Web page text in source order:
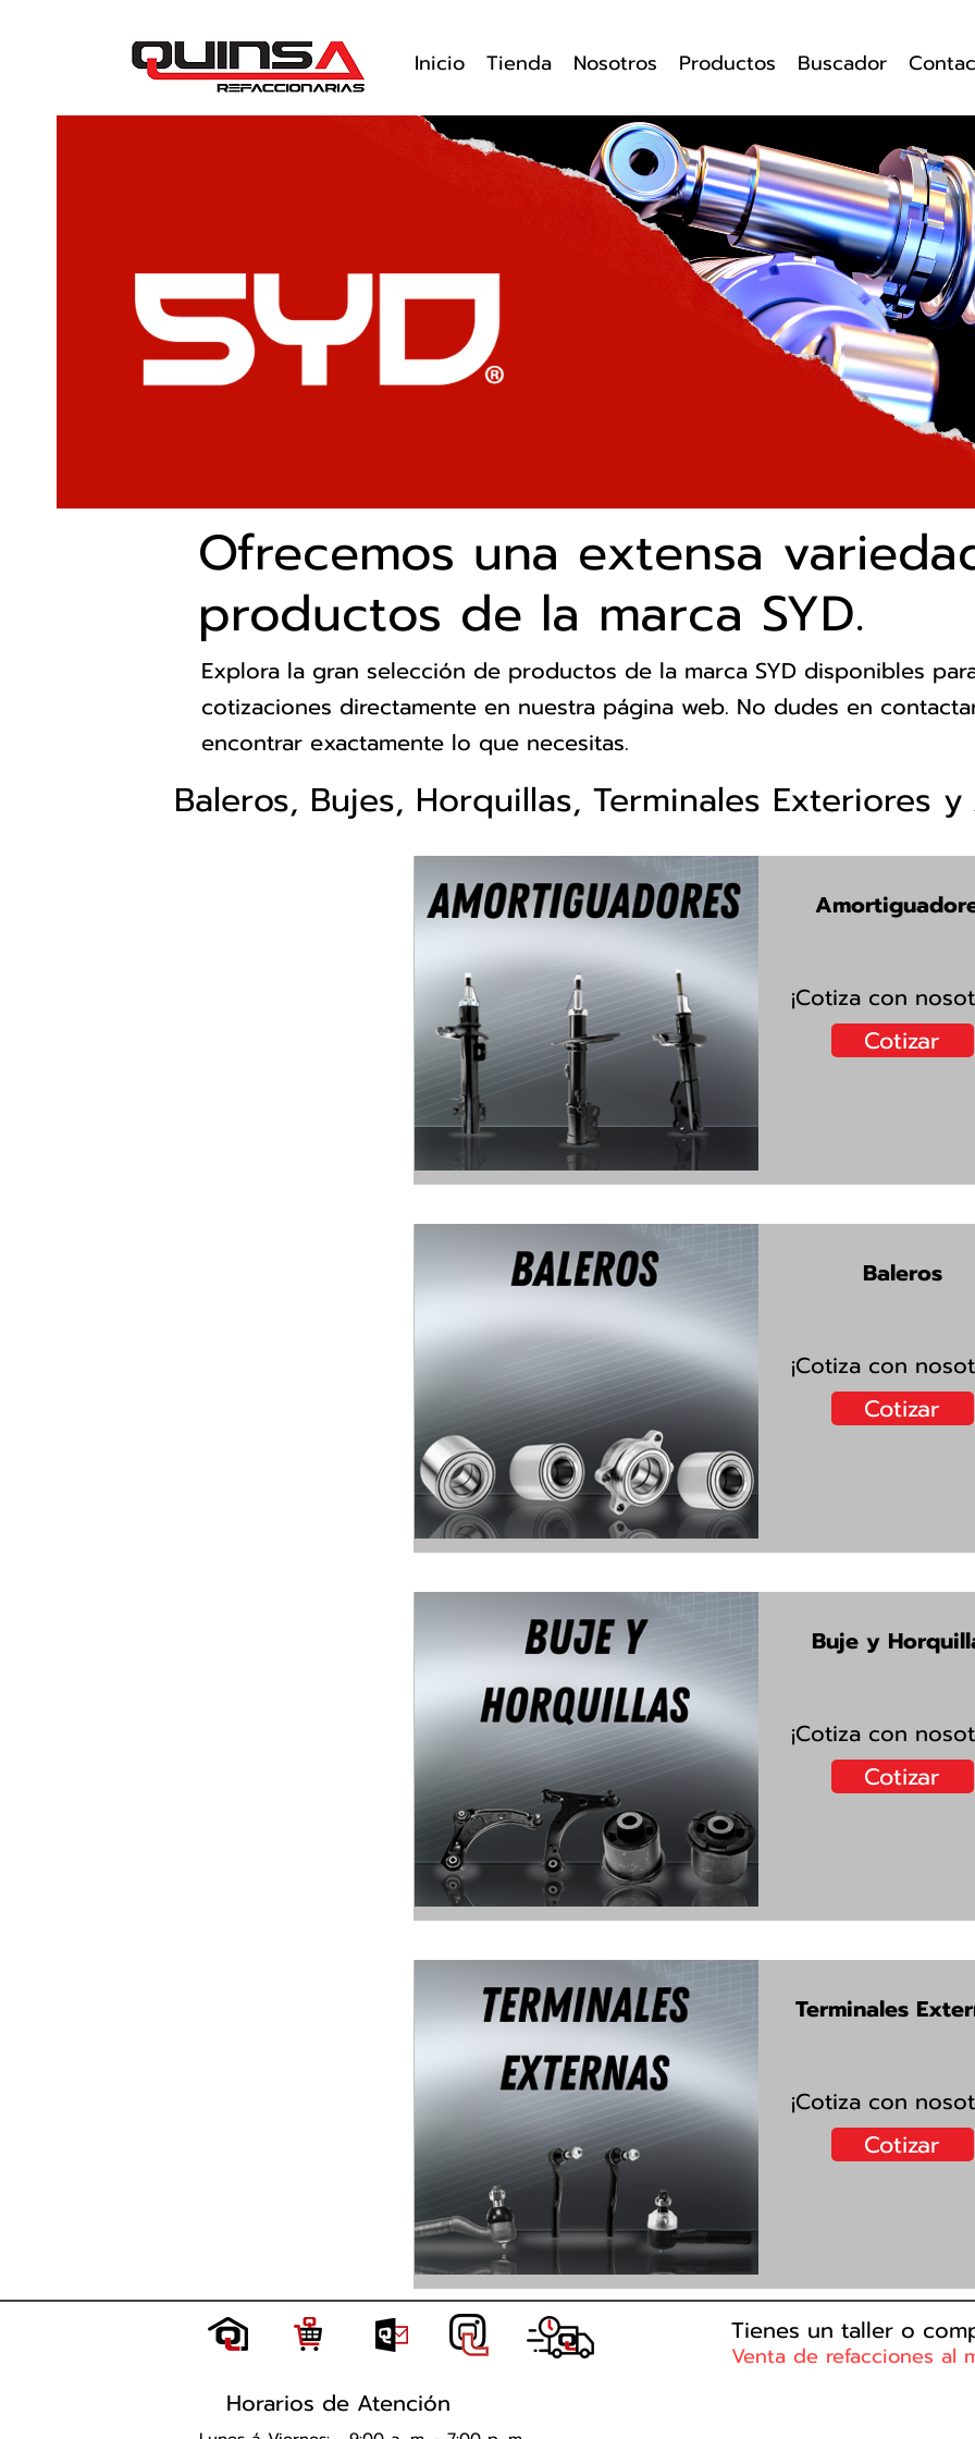
Inicio Tienda Nosotros Productos Buscador
Ofrecemos una extensa
productos de la marca SYD.
Explora la gran selección de productos de la marca SYD disponibles
cotizaciones directamente en nuestra página web. No dudes en
encontrar exactamente lo que necesitas.
Baleros, Bujes, Horquillas, Terminales Exteriores y
¡Cotiza con
Cotizar
Baleros
¡Cotiza con
Cotizar
Buje y
¡Cotiza con
Cotizar
Terminales
¡Cotiza con
Cotizar
Horarios de Atención
Tienes un taller o
Venta de refacciones al